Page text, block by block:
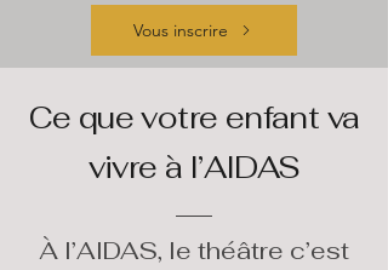
Vous inscrire
Ce que votre enfant va
vivre à l’AIDAS
À l’AIDAS, le théâtre c’est